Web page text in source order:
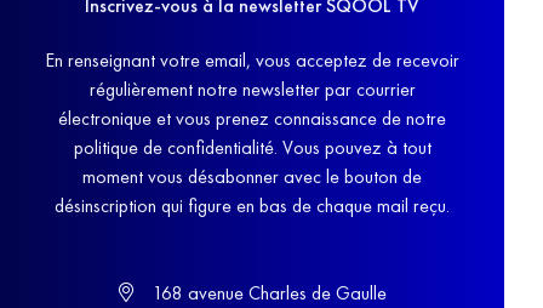
Inscrivez-vous à la newsletter SQOOL TV
En renseignant votre email, vous acceptez de recevoir
régulièrement notre newsletter par courrier
électronique et vous prenez connaissance de notre
politique de confidentialité. Vous pouvez à tout
moment vous désabonner avec le bouton de
désinscription qui figure en bas de chaque mail reçu.
168 avenue Charles de Gaulle